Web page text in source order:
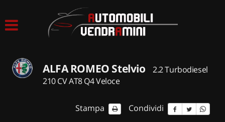
ACQUISTIAMO USATOALFA ROMEO Stelvio
2.2 Turbodiesel
210 CV AT8 Q4 Veloce
Stampa Condividi